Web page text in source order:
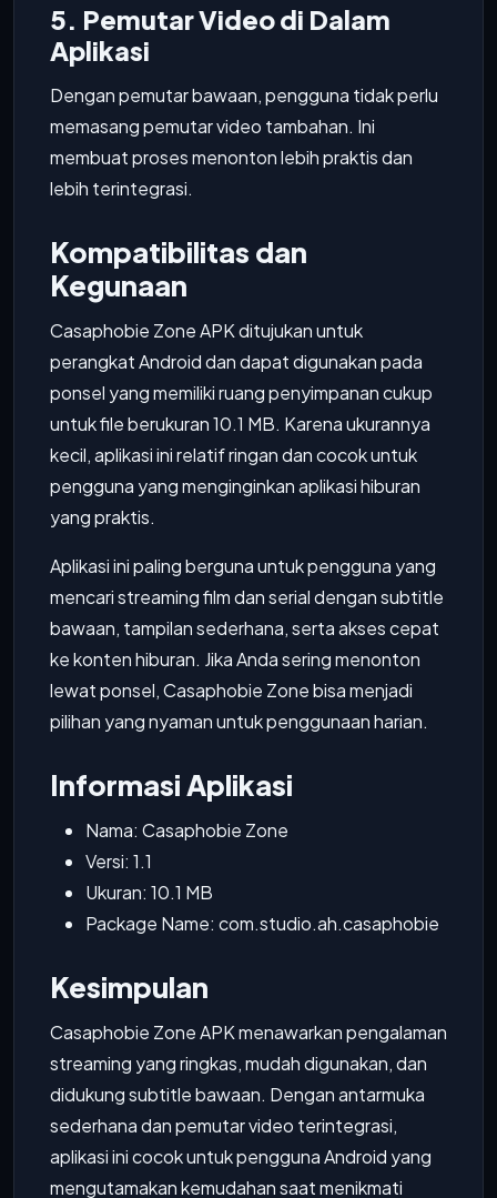
5. Pemutar Video di Dalam
Aplikasi
Dengan pemutar bawaan, pengguna tidak perlu
memasang pemutar video tambahan. Ini
membuat proses menonton lebih praktis dan
lebih terintegrasi.
Kompatibilitas dan
Kegunaan
Casaphobie Zone APK ditujukan untuk
perangkat Android dan dapat digunakan pada
ponsel yang memiliki ruang penyimpanan cukup
untuk file berukuran 10.1 MB. Karena ukurannya
kecil, aplikasi ini relatif ringan dan cocok untuk
pengguna yang menginginkan aplikasi hiburan
yang praktis.
Aplikasi ini paling berguna untuk pengguna yang
mencari streaming film dan serial dengan subtitle
bawaan, tampilan sederhana, serta akses cepat
ke konten hiburan. Jika Anda sering menonton
lewat ponsel, Casaphobie Zone bisa menjadi
pilihan yang nyaman untuk penggunaan harian.
Informasi Aplikasi
Nama: Casaphobie Zone
Versi: 1.1
Ukuran: 10.1 MB
Package Name: com.studio.ah.casaphobie
Kesimpulan
Casaphobie Zone APK menawarkan pengalaman
streaming yang ringkas, mudah digunakan, dan
didukung subtitle bawaan. Dengan antarmuka
sederhana dan pemutar video terintegrasi,
aplikasi ini cocok untuk pengguna Android yang
mengutamakan kemudahan saat menikmati